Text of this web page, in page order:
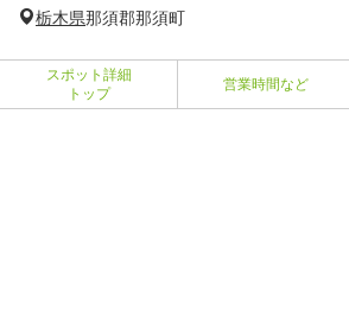
栃木県那須郡那須町
スポット詳細
トップ
営業時間など